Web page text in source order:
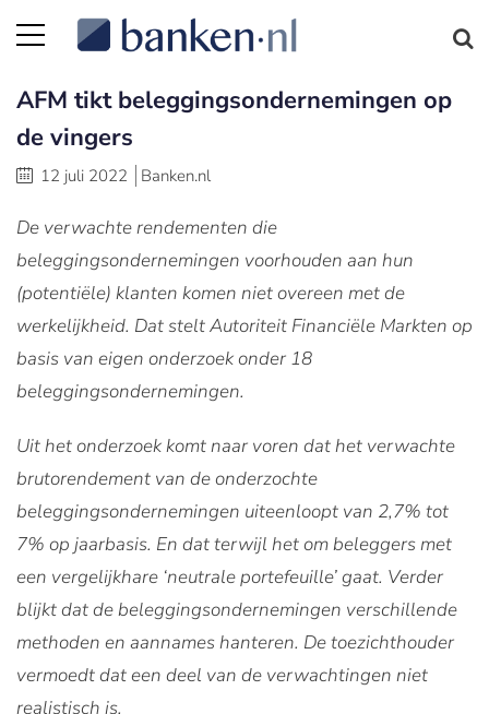
AFM tikt beleggingsondernemingen op
de vingers
12 juli 2022 Banken.nl
De verwachte rendementen die
beleggingsondernemingen voorhouden aan hun
(potentiële) klanten komen niet overeen met de
werkelijkheid. Dat stelt Autoriteit Financiële Markten op
basis van eigen onderzoek onder 18
beleggingsondernemingen.
Uit het onderzoek komt naar voren dat het verwachte
brutorendement van de onderzochte
beleggingsondernemingen uiteenloopt van 2,7% tot
7% op jaarbasis. En dat terwijl het om beleggers met
een vergelijkhare ‘neutrale portefeuille’ gaat. Verder
blijkt dat de beleggingsondernemingen verschillende
methoden en aannames hanteren. De toezichthouder
vermoedt dat een deel van de verwachtingen niet
realistisch is.